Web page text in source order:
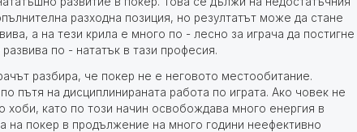
разходна позиция, но резултатът може да стане
а на тези крила е много по - лесно за играча да постигне
по - нататък в тази професия.
разбира, че покер не е неговото местообитание.
пътя на дисциплинираната работа по играта. Ако човек не
хоби, като по този начин освобождава много енергия в
на покер в продължение на много години неефективно